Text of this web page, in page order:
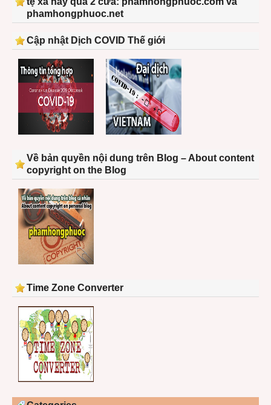
phamhongphuoc.net
Cập nhật Dịch COVID Thế giới
Về bản quyền nội dung trên Blog – About content
copyright on the Blog
Time Zone Converter